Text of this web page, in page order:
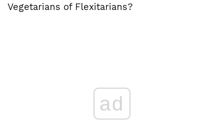
Vegetarians of Flexitarians?
ad